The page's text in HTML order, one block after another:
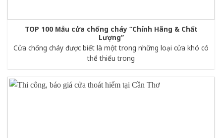
TOP 100 Mẫu cửa chống cháy “Chính Hãng & Chất
Lượng”
Cửa chống cháy được biết là một trong những loại cửa khó có
thể thiếu trong